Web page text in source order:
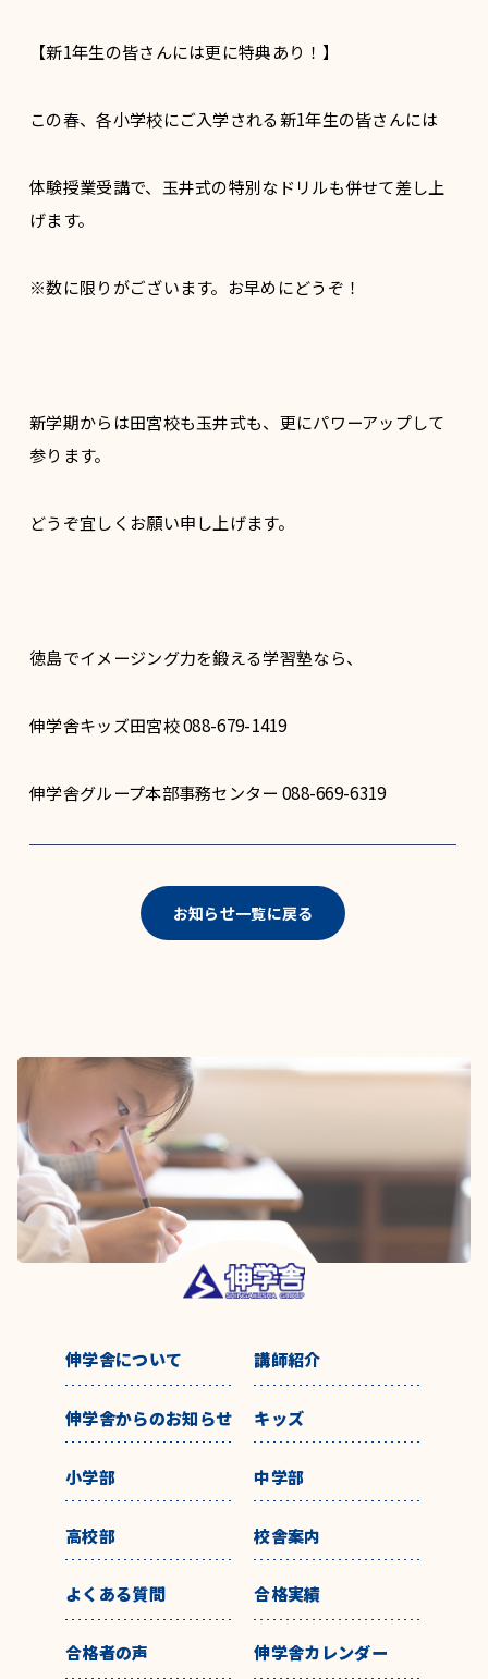
【新1年生の皆さんには更に特典あり！】
この春、各小学校にご入学される新1年生の皆さんには
体験授業受講で、玉井式の特別なドリルも併せて差し上
げます。
※数に限りがございます。お早めにどうぞ！
新学期からは田宮校も玉井式も、更にパワーアップして
参ります。
どうぞ宜しくお願い申し上げます。
徳島でイメージング力を鍛える学習塾なら、
伸学舎キッズ田宮校 088-679-1419
伸学舎グループ本部事務センター 088-669-6319
お知らせ一覧に戻る
伸学舎について 講師紹介
伸学舎からのお知らせ キッズ
小学部 中学部
高校部 校舎案内
よくある質問 合格実績
合格者の声 伸学舎カレンダー